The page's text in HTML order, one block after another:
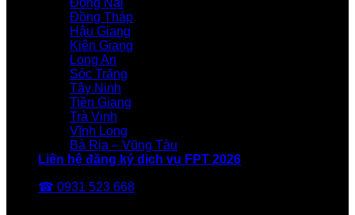
Đồng Nai
Đồng Tháp
Hậu Giang
Kiên Giang
Long An
Sóc Trăng
Tây Ninh
Tiền Giang
Trà Vinh
Vĩnh Long
Bà Rịa – Vũng Tàu
Liên hệ đăng ký dịch vụ FPT 2026
☎ 0931 523 668